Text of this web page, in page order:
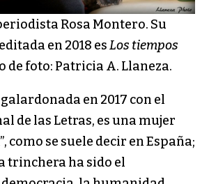
Rosa Montero. Su
en 2018 esLos tiempos
de foto: Patricia A. Llaneza.
en 2017 con el
de las Letras, es una mujer
como se suele decir en España;
trinchera ha sido el